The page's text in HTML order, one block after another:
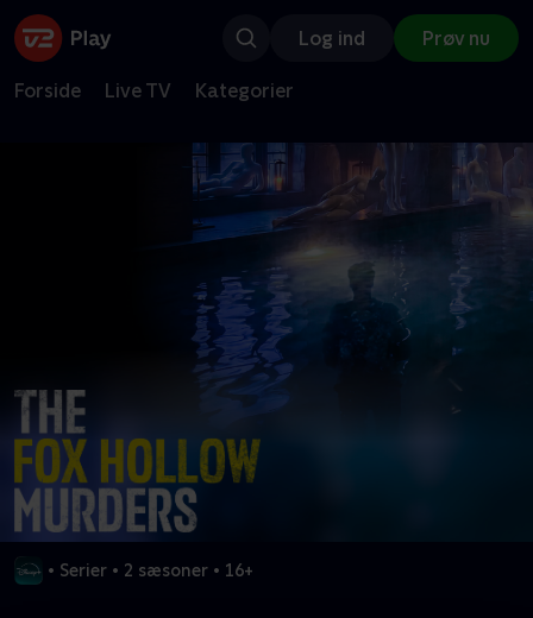
Log ind Prøv nu
Forside Live TV Kategorier
• Serier • 2 sæsoner • 16+